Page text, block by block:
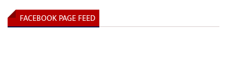
FACEBOOK PAGE FEED